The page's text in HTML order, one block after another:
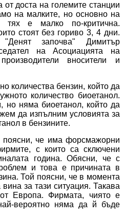
доста на големите станции
на малките, но основно на
тях е малко по-критична.
стоят без гориво 3, 4 дни.
започва" Димитър
на Асоциацията на
вносители и
количества бензин, който да
количество биоетанол.
но няма биоетанол, който да
да изпълним условията за
в бензините.
че има форсмажорни
с които са сключени
година. Обясни, че с
и това е причината в
Той поясни, че в момента
за тази ситуация. Такава
Европа. Фирмата, чиято е
вероятно няма да й бъде